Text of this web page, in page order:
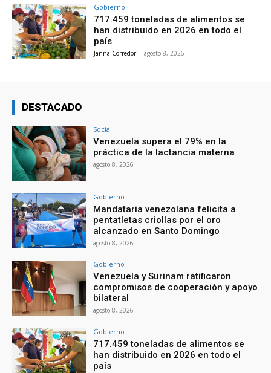
Gobierno
717.459 toneladas de alimentos se
han distribuido en 2026 en todo el
país
Janna Corredor - agosto 8, 2026
DESTACADO
Social
Venezuela supera el 79% en la
práctica de la lactancia materna
agosto 8, 2026
Gobierno
Mandataria venezolana felicita a
pentatletas criollas por el oro
alcanzado en Santo Domingo
agosto 8, 2026
Gobierno
Venezuela y Surinam ratificaron
compromisos de cooperación y apoyo
bilateral
agosto 8, 2026
Gobierno
717.459 toneladas de alimentos se
han distribuido en 2026 en todo el
país